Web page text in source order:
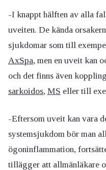
-I knappt hälften av alla
uveiten. De kända
sjukdomar som till
AxSpa, men en uveit kan
och det finns även
sarkoidos, MS eller till
-Eftersom uveit kan vara
systemsjukdom bör man
ögoninflammation,
tillägger att allmänläkare